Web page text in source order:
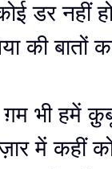
डर नहीं
की बातों
ग़म भी हमें
में कहीं